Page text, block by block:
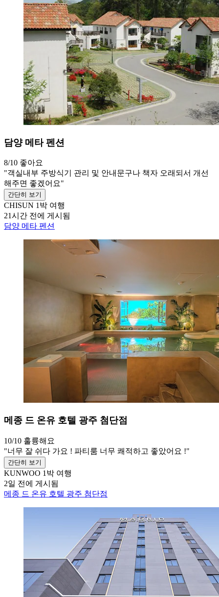
담양 메타 펜션
8/10 좋아요
"객실내부 주방식기 관리 및 안내문구나 책자 오래되서 개선
해주면 좋겠어요"
간단히 보기
CHISUN 1박 여행
21시간 전에 게시됨
담양 메타 펜션
메종 드 온유 호텔 광주 첨단점
10/10 훌륭해요
"너무 잘 쉬다 가요 ! 파티룸 너무 쾌적하고 좋았어요 !"
간단히 보기
KUNWOO 1박 여행
2일 전에 게시됨
메종 드 온유 호텔 광주 첨단점